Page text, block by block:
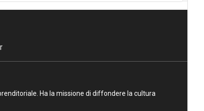
Ha la missione di diffondere la cultura